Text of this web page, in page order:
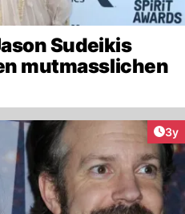
Sudeikis
mutmasslichen
3y